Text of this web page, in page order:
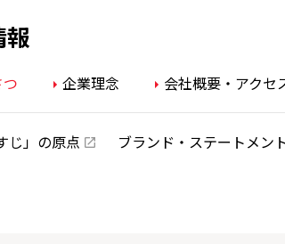
報
企業理念 会社概要・アクセ
じ」の原点 ブランド・ステートメン